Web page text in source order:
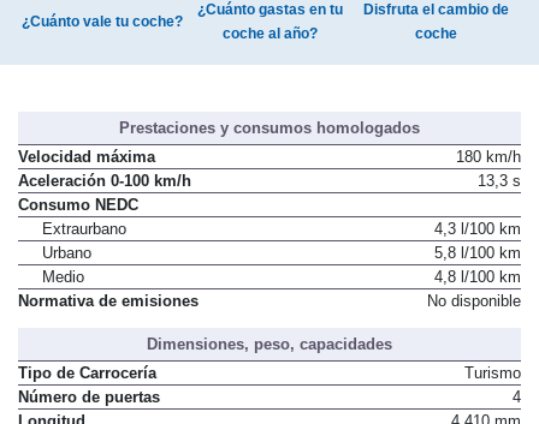
¿Cuánto vale tu coche?
¿Cuánto gastas en tu
coche al año?
Disfruta el cambio de
coche
Prestaciones y consumos homologados
Velocidad máxima
180 km/h
Aceleración 0-100 km/h
13,3 s
Consumo NEDC
Extraurbano
4,3 l/100 km
Urbano
5,8 l/100 km
Medio
4,8 l/100 km
Normativa de emisiones
No disponible
Dimensiones, peso, capacidades
Tipo de Carrocería
Turismo
Número de puertas
4